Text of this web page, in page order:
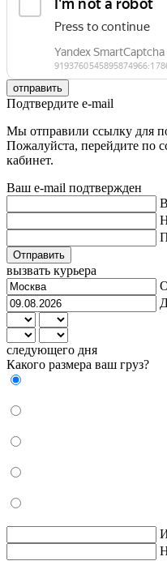
отправить
Подтвердите e-mail
Мы отправили ссылку для
Пожалуйста, перейдите по
кабинет.
Ваш e-mail подтвержден
Отправить
вызвать курьера
следующего дня
Какого размера ваш груз?